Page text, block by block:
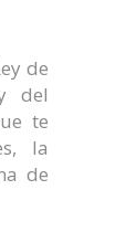
de
del
te
la
de